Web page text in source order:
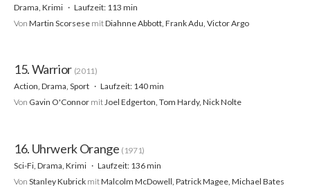
Drama, Krimi
Laufzeit: 113 min
Von Martin Scorsese mitDiahnne Abbott, Frank Adu, Victor Argo
15. Warrior (2011)
Action, Drama, Sport
Laufzeit: 140 min
Von Gavin O'Connor mitJoel Edgerton, Tom Hardy, Nick Nolte
16. Uhrwerk Orange (1971)
Sci-Fi, Drama, Krimi
Laufzeit: 136 min
Von Stanley Kubrick mitMalcolm McDowell, Patrick Magee, Michael Bates